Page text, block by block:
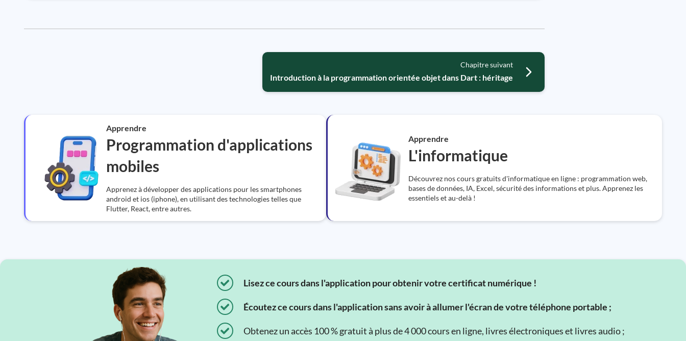
Chapitre suivant
Introduction à la programmation orientée objet dans Dart : héritage
Apprendre
Programmation d'applications
mobiles
Apprenez à développer des applications pour les smartphones
android et ios (iphone), en utilisant des technologies telles que
Flutter, React, entre autres.
Apprendre
L'informatique
Découvrez nos cours gratuits d'informatique en ligne : programmation web,
bases de données, IA, Excel, sécurité des informations et plus. Apprenez les
essentiels et au-delà !
Lisez ce cours dans l'application pour obtenir votre certificat numérique !
Écoutez ce cours dans l'application sans avoir à allumer l'écran de votre téléphone portable ;
Obtenez un accès 100 % gratuit à plus de 4 000 cours en ligne, livres électroniques et livres audio ;